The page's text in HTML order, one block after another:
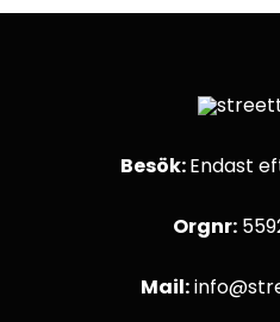
Besök:Endast
Orgnr:
Mail: